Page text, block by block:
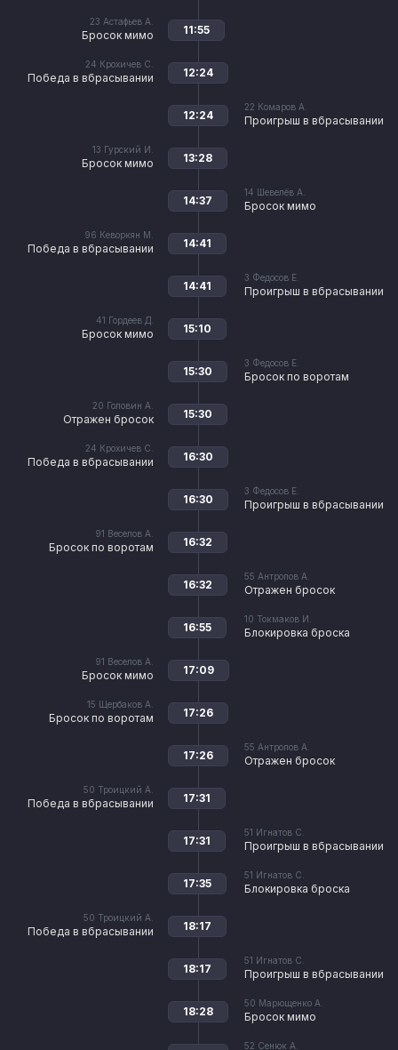
23 Астафьев А.
Бросок мимо 11:55
24 Крохичев С.
Победа в вбрасывании 12:24
22 Комаров А.
Проигрыш в вбрасывании
12:24
13 Гурский И.
Бросок мимо 13:28
14 Шевелёв А.
Бросок мимо
14:37
96 Кеворкян М.
Победа в вбрасывании 14:41
3 Федосов Е.
Проигрыш в вбрасывании
14:41
41 Гордеев Д.
Бросок мимо 15:10
3 Федосов Е.
Бросок по воротам
15:30
20 Головин А.
Отражен бросок 15:30
24 Крохичев С.
Победа в вбрасывании 16:30
3 Федосов Е.
Проигрыш в вбрасывании
16:30
91 Веселов А.
Бросок по воротам 16:32
55 Антропов А.
Отражен бросок
16:32
10 Токмаков И.
Блокировка броска
16:55
91 Веселов А.
Бросок мимо 17:09
15 Щербаков А.
Бросок по воротам 17:26
55 Антропов А.
Отражен бросок
17:26
50 Троицкий А.
Победа в вбрасывании 17:31
51 Игнатов С.
Проигрыш в вбрасывании
17:31
51 Игнатов С.
Блокировка броска
17:35
50 Троицкий А.
Победа в вбрасывании 18:17
51 Игнатов С.
Проигрыш в вбрасывании
18:17
50 Марющенко А.
Бросок мимо
18:28
52 Сенюк А.